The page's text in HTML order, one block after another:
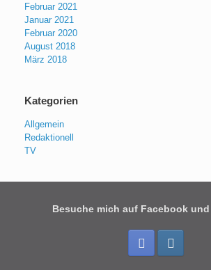
Februar 2021
Januar 2021
Februar 2020
August 2018
März 2018
Kategorien
Allgemein
Redaktionell
TV
Besuche mich auf Facebook